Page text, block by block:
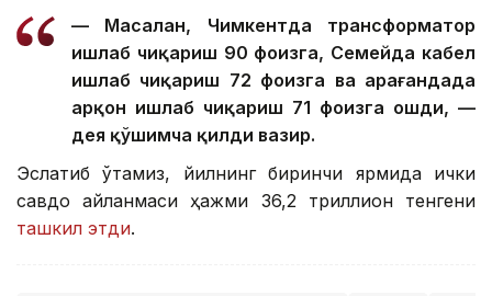
— Масалан, Чимкентда трансформатор
ишлаб чиқариш 90 фоизга, Семейда кабел
ишлаб чиқариш 72 фоизга ва Қарағандада
арқон ишлаб чиқариш 71 фоизга ошди, —
дея қўшимча қилди вазир.
Эслатиб ўтамиз, йилнинг биринчи ярмида ички
савдо айланмаси ҳажми 36,2 триллион тенгени
ташкил этди.